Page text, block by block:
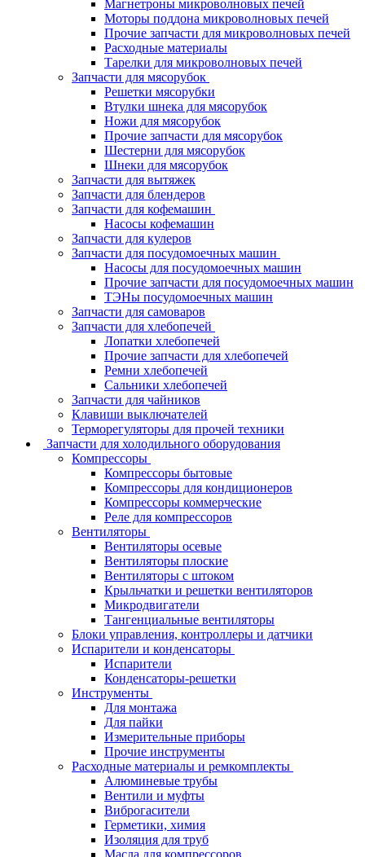
Магнетроны микроволновых печей
Моторы поддона микроволновых печей
Прочие запчасти для микроволновых печей
Расходные материалы
Тарелки для микроволновых печей
Запчасти для мясорубок
Решетки мясорубки
Втулки шнека для мясорубок
Ножи для мясорубок
Прочие запчасти для мясорубок
Шестерни для мясорубок
Шнеки для мясорубок
Запчасти для вытяжек
Запчасти для блендеров
Запчасти для кофемашин
Насосы кофемашин
Запчасти для кулеров
Запчасти для посудомоечных машин
Насосы для посудомоечных машин
Прочие запчасти для посудомоечных машин
ТЭНы посудомоечных машин
Запчасти для самоваров
Запчасти для хлебопечей
Лопатки хлебопечей
Прочие запчасти для хлебопечей
Ремни хлебопечей
Сальники хлебопечей
Запчасти для чайников
Клавиши выключателей
Терморегуляторы для прочей техники
Запчасти для холодильного оборудования
Компрессоры
Компрессоры бытовые
Компрессоры для кондиционеров
Компрессоры коммерческие
Реле для компрессоров
Вентиляторы
Вентиляторы осевые
Вентиляторы плоские
Вентиляторы с штоком
Крыльчатки и решетки вентиляторов
Микродвигатели
Тангенциальные вентиляторы
Блоки управления, контроллеры и датчики
Испарители и конденсаторы
Испарители
Конденсаторы-решетки
Инструменты
Для монтажа
Для пайки
Измерительные приборы
Прочие инструменты
Расходные материалы и ремкомплекты
Алюминевые трубы
Вентили и муфты
Виброгасители
Герметики, химия
Изоляция для труб
Масла для компрессоров